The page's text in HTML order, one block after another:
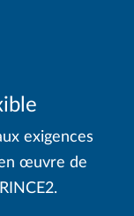
exigences
œuvre de